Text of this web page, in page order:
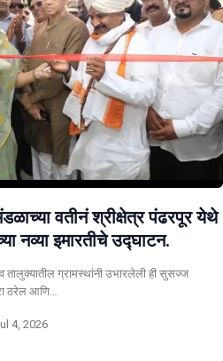
वतीनं श्रीक्षेत्र पंढरपूर येथे
नव्या इमारतीचे उद्घाटन.
ग्रामस्थांनी उभारलेली ही सुसज्ज
ठरेल आणि…
4, 2026